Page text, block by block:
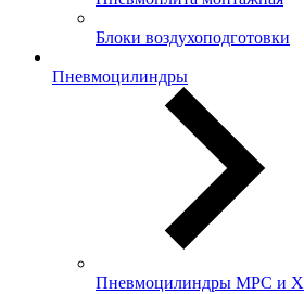
Блоки воздухоподготовки
Пневмоцилиндры
Пневмоцилиндры MPC и